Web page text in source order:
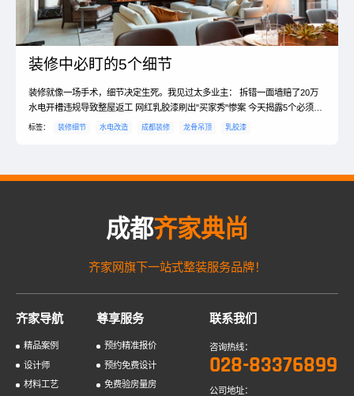
装修中必盯的5个细节
装修就像一场手术，细节决定生死。我见过太多业主： 拆错一面墙赔了20万
水电开槽违规导致整屋返工 网红乳胶漆刷出"买家秀"惨案 今天揭露5个必须亲
自盯工的致命环节，哪怕你忙到飞起，这些地方也绝不能当甩手掌柜！
标签： 装修细节 水电改造 成都装修 龙骨吊顶 乳胶漆
成都齐家典尚
齐家网旗下一站式整装服务品牌！
齐家导航
精品案例
设计师
材料工艺
尊享服务
预约精准报价
预约免费设计
免费验房量房
联系我们
咨询热线：
028-83376899
公司地址：